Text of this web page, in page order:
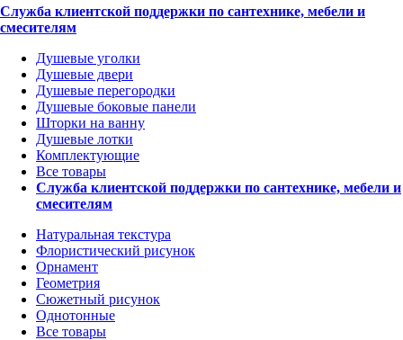
Служба клиентской поддержки по сантехнике, мебели и
смесителям
Душевые уголки
Душевые двери
Душевые перегородки
Душевые боковые панели
Шторки на ванну
Душевые лотки
Комплектующие
Все товары
Служба клиентской поддержки по сантехнике, мебели и
смесителям
Натуральная текстура
Флористический рисунок
Орнамент
Геометрия
Сюжетный рисунок
Однотонные
Все товары